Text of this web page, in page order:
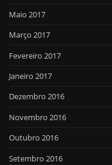
Maio 2017
Março 2017
Fevereiro 2017
Janeiro 2017
Dezembro 2016
Novembro 2016
Outubro 2016
Setembro 2016